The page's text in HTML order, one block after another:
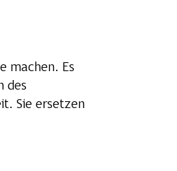
machen. Es
des
Sie ersetzen